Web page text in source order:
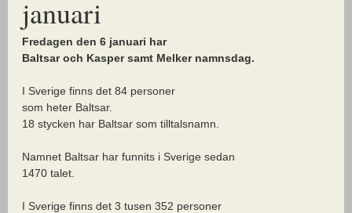
januari
Fredagen den 6 januari har
Baltsar och Kasper samt Melker namnsdag.
I Sverige finns det 84 personer
som heter Baltsar.
18 stycken har Baltsar som tilltalsnamn.
Namnet Baltsar har funnits i Sverige sedan
1470 talet.
I Sverige finns det 3 tusen 352 personer